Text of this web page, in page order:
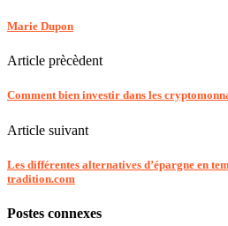
Marie Dupon
Article prècèdent
Comment bien investir dans les
Article suivant
Les différentes alternatives d’épargne en
tradition.com
Postes connexes